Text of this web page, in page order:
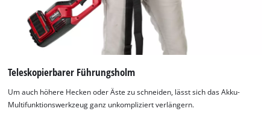
Teleskopierbarer Führungsholm
Um auch höhere Hecken oder Äste zu schneiden, lässt sich das Akku-
Multifunktionswerkzeug ganz unkompliziert verlängern.